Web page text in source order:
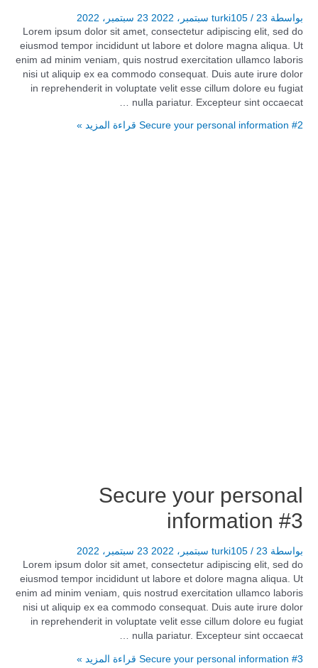
بواسطة turki105 / 23 سبتمبر، 2022
Lorem ipsum dolor sit amet, consectetur adipiscing elit, sed do
eiusmod tempor incididunt ut labore et dolore magna aliqua. Ut
enim ad minim veniam, quis nostrud exercitation ullamco laboris
nisi ut aliquip ex ea commodo consequat. Duis aute irure dolor
in reprehenderit in voluptate velit esse cillum dolore eu fugiat
nulla pariatur. Excepteur sint occaecat …
Secure your personal information #2 قراءة المزيد »
Secure your personal
information #3
بواسطة turki105 / 23 سبتمبر، 2022
Lorem ipsum dolor sit amet, consectetur adipiscing elit, sed do
eiusmod tempor incididunt ut labore et dolore magna aliqua. Ut
enim ad minim veniam, quis nostrud exercitation ullamco laboris
nisi ut aliquip ex ea commodo consequat. Duis aute irure dolor
in reprehenderit in voluptate velit esse cillum dolore eu fugiat
nulla pariatur. Excepteur sint occaecat …
Secure your personal information #3 قراءة المزيد »